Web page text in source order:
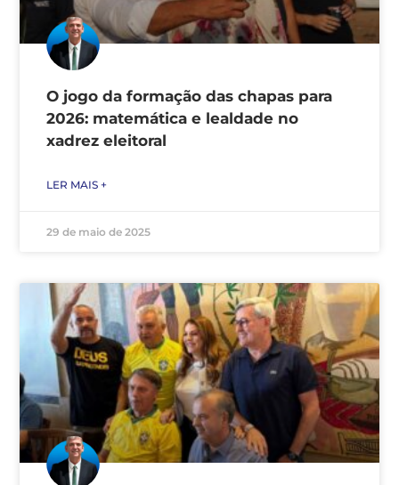
O jogo da formação das chapas para
2026: matemática e lealdade no
xadrez eleitoral
LER MAIS +
29 de maio de 2025